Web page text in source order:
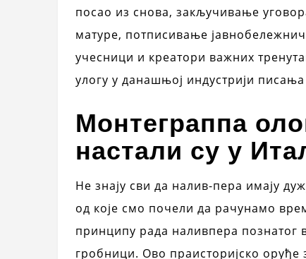
посао из снова, закључивање
матуре, потписивање
учесници и креатори важних
улогу у данашњој индустрији
Монтеграппа
настали су у
Не знају сви да налив-пера имају
од које смо почели да рачунамо
принципу рада наливпера познатог
гробници. Ово праисторијско оруђе